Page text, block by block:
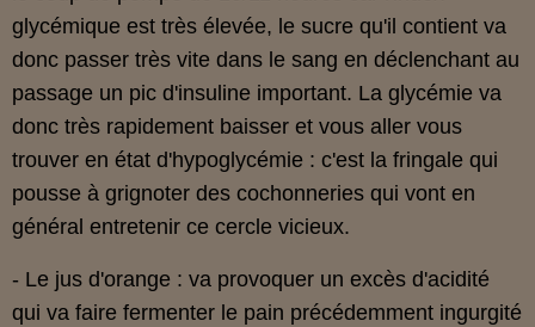
glycémique est très élevée, le sucre qu'il contient va
donc passer très vite dans le sang en déclenchant au
passage un pic d'insuline important. La glycémie va
donc très rapidement baisser et vous aller vous
trouver en état d'hypoglycémie : c'est la fringale qui
pousse à grignoter des cochonneries qui vont en
général entretenir ce cercle vicieux.
- Le jus d'orange : va provoquer un excès d'acidité
qui va faire fermenter le pain précédemment ingurgité